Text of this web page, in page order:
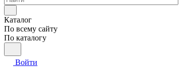
Каталог
По всему сайту
По каталогу
Войти